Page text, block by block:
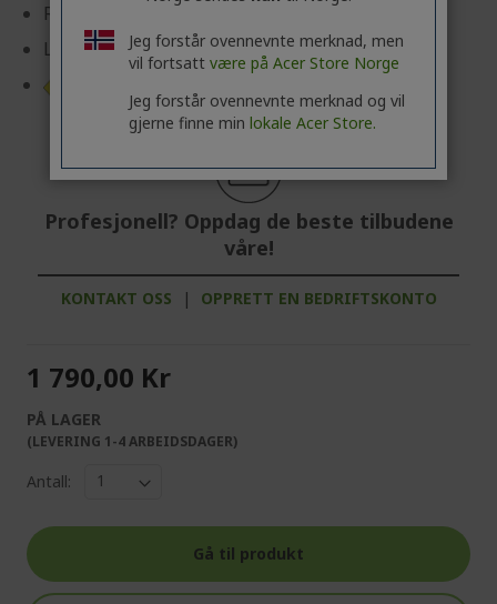
Responstid: 1 ms (VRB)
Lysstyrke: 300 cd/m²
Profesjonell? Oppdag de beste tilbudene
våre!
KONTAKT OSS | OPPRETT EN BEDRIFTSKONTO
1 790,00 Kr
PÅ LAGER
(LEVERING 1-4 ARBEIDSDAGER)
Antall:
Gå til produkt
Jeg forstår ovennevnte merknad, men
vil fortsatt være på Acer Store Norge
Jeg forstår ovennevnte merknad og vil
gjerne finne min lokale Acer Store.